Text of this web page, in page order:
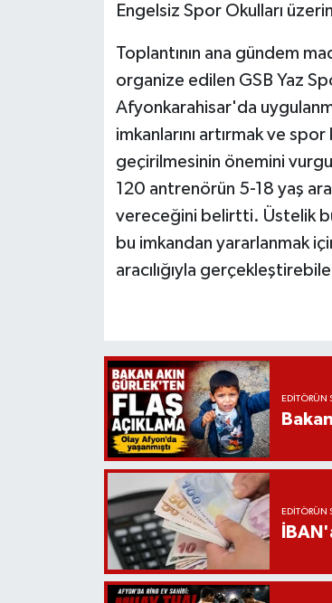
Engelsiz Spor Okulları
Toplantının ana gündem
organize edilen GSB Yaz
Afyonkarahisar'da
imkanlarını artırmak ve
geçirilmesinin önemini
120 antrenörün 5-18 yaş
vereceğini belirtti. Üstelik
bu imkandan yararlanmak
aracılığıyla
EDITÖRÜN
EDITÖRÜN